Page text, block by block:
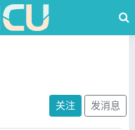
关注 发消息